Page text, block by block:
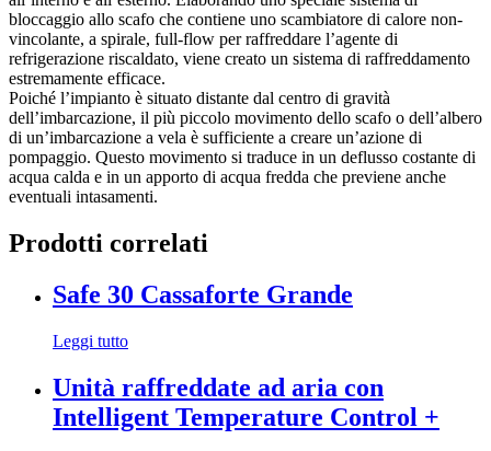
bloccaggio allo scafo che contiene uno scambiatore di calore non-
vincolante, a spirale, full-flow per raffreddare l’agente di
refrigerazione riscaldato, viene creato un sistema di raffreddamento
estremamente efficace.
Poiché l’impianto è situato distante dal centro di gravità
dell’imbarcazione, il più piccolo movimento dello scafo o dell’albero
di un’imbarcazione a vela è sufficiente a creare un’azione di
pompaggio. Questo movimento si traduce in un deflusso costante di
acqua calda e in un apporto di acqua fredda che previene anche
eventuali intasamenti.
Prodotti correlati
Safe 30 Cassaforte Grande
Leggi tutto
Unità raffreddate ad aria con
Intelligent Temperature Control +